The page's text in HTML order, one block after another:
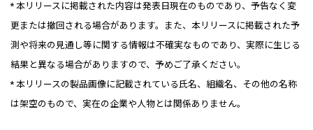
* 本リリースに掲載された内容は発表日現在のものであり、予告なく変
更または撤回される場合があります。また、本リリースに掲載された予
測や将来の見通し等に関する情報は不確実なものであり、実際に生じる
結果と異なる場合がありますので、予めご了承ください。
* 本リリースの製品画像に記載されている氏名、組織名、その他の名称
は架空のもので、実在の企業や人物とは関係ありません。